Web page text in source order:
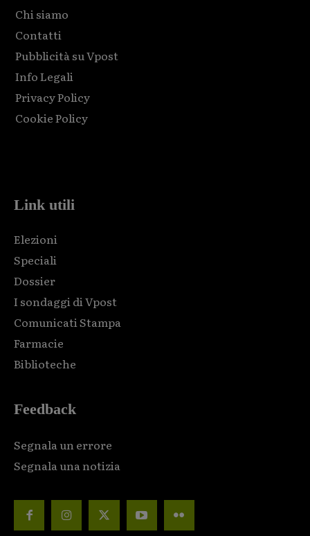
Chi siamo
Contatti
Pubblicità su Vpost
Info Legali
Privacy Policy
Cookie Policy
Link utili
Elezioni
Speciali
Dossier
I sondaggi di Vpost
Comunicati Stampa
Farmacie
Biblioteche
Feedback
Segnala un errore
Segnala una notizia